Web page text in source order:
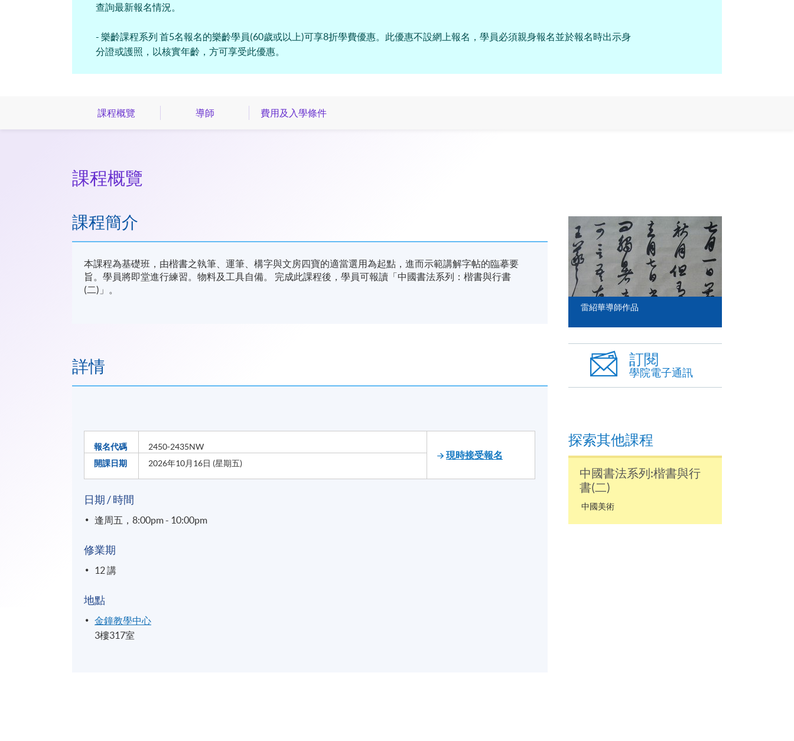
查詢最新報名情況。
- 樂齡課程系列 首5名報名的樂齡學員(60歲或以上)可享8折學費優惠。此優惠不設網上報名，學員必須親身報名並於報名時出示身
分證或護照，以核實年齡，方可享受此優惠。
課程概覽 導師 費用及入學條件
課程概覽
課程簡介
本課程為基礎班，由楷書之執筆、運筆、構字與文房四寶的適當選用為起點，進而示範講解字帖的臨摹要
旨。學員將即堂進行練習。物料及工具自備。 完成此課程後，學員可報讀「中國書法系列：楷書與行書
(二)」。
詳情
報名代碼 2450-2435NW
現時接受報名
開課日期 2026年10月16日 (星期五)
日期 / 時間
逢周五，8:00pm - 10:00pm
修業期
12 講
地點
金鐘教學中心
3樓317室
雷紹華導師作品
訂閱
學院電子通訊
探索其他課程
中國書法系列:楷書與行
書(二)
中國美術